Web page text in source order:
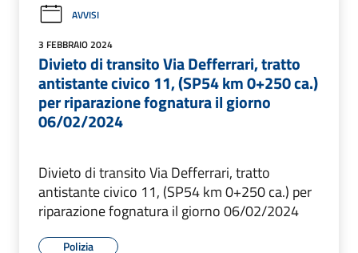
AVVISI
3 FEBBRAIO 2024
Divieto di transito Via Defferrari, tratto
antistante civico 11, (SP54 km 0+250 ca.)
per riparazione fognatura il giorno
06/02/2024
Divieto di transito Via Defferrari, tratto
antistante civico 11, (SP54 km 0+250 ca.) per
riparazione fognatura il giorno 06/02/2024
Polizia